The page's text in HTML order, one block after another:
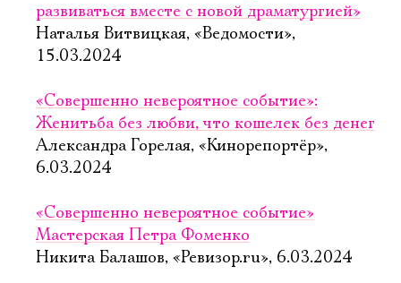
развиваться вместе с новой драматургией»
Наталья Витвицкая, «Ведомости»,
15.03.2024
«Совершенно невероятное событие»:
Женитьба без любви, что кошелек без денег
Александра Горелая, «Кинорепортёр»,
6.03.2024
«Совершенно невероятное событие»
Мастерская Петра Фоменко
Никита Балашов, «Ревизор.ru», 6.03.2024